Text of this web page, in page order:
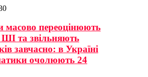
масово переоцінюють
та звільняють
завчасно: в Україні
очолюють 24